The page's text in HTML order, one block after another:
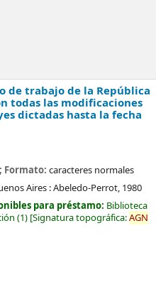
de trabajo de la República
todas las modificaciones
dictadas hasta la fecha
Formato: caracteres normales
Aires :Abeledo-Perrot, 1980
para préstamo: Biblioteca
(1) Signatura topográfica:AGN